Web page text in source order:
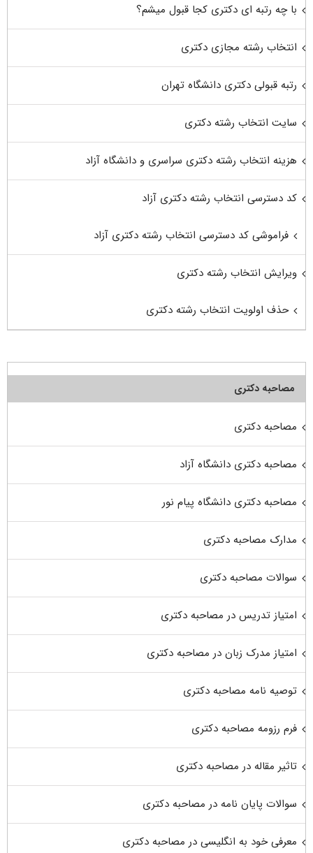
با چه رتبه ای دکتری کجا قبول میشم؟
انتخاب رشته مجازی دکتری
رتبه قبولی دکتری دانشگاه تهران
سایت انتخاب رشته دکتری
هزینه انتخاب رشته دکتری سراسری و دانشگاه آزاد
کد دسترسی انتخاب رشته دکتری آزاد
فراموشی کد دسترسی انتخاب رشته دکتری آزاد
ویرایش انتخاب رشته دکتری
حذف اولویت انتخاب رشته دکتری
مصاحبه دکتری
مصاحبه دکتری
مصاحبه دکتری دانشگاه آزاد
مصاحبه دکتری دانشگاه پیام نور
مدارک مصاحبه دکتری
سوالات مصاحبه دکتری
امتیاز تدریس در مصاحبه دکتری
امتیاز مدرک زبان در مصاحبه دکتری
توصیه نامه مصاحبه دکتری
فرم رزومه مصاحبه دکتری
تاثیر مقاله در مصاحبه دکتری
سوالات پایان نامه در مصاحبه دکتری
معرفی خود به انگلیسی در مصاحبه دکتری